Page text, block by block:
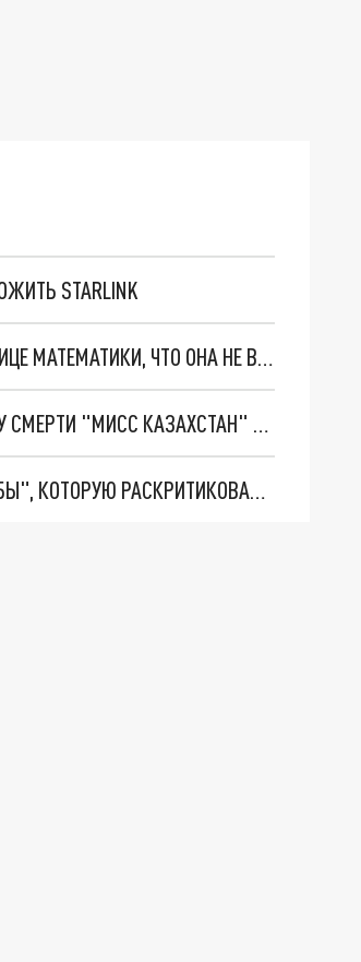
STARLINK
В САТПАЕВЕ НАКАЗАЛИ ЗАВУЧА, КОТОРАЯ ЗАЯВИЛА УЧИТЕЛЬНИЦЕ МАТЕМАТИКИ, ЧТО ОНА НЕ В РОССИИ
"УБИЙЦА" ПОДКРАЛСЯ ВНЕЗАПНО: МЕДИКИ НАЗВАЛИ ПРИЧИНУ СМЕРТИ "МИСС КАЗАХСТАН" НАТАЛИИ СТЕШЕНКО
ВОЛЯ И УТЯШЕВА СНЯЛИСЬ В АВАНТЮРЕ "САМОИРОНИЯ СУДЬБЫ", КОТОРУЮ РАСКРИТИКОВАЛА ВДОВА РЯЗАНОВА